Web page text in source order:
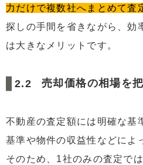
力だけで複数社へまとめて査
探しの手間を省きながら、効
は大きなメリットです。
売却価格の相場を
不動産の査定額には明確な基
基準や物件の収益性などによ
そのため、1社のみの査定で